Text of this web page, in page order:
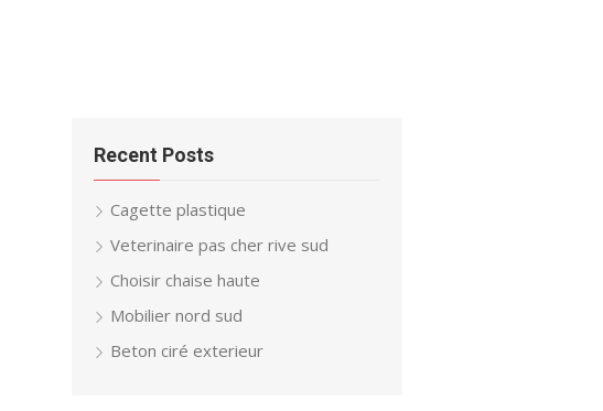
Recent Posts
Cagette plastique
Veterinaire pas cher rive sud
Choisir chaise haute
Mobilier nord sud
Beton ciré exterieur